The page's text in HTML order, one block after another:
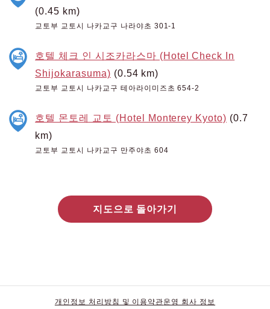
(0.45 km)
교토부 교토시 나카교구 나라야초 301-1
호텔 체크 인 시조카라스마 (Hotel Check In
Shijokarasuma) (0.54 km)
교토부 교토시 나카교구 테아라이미즈초 654-2
호텔 몬토레 교토 (Hotel Monterey Kyoto) (0.7
km)
교토부 교토시 나카교구 만주야초 604
지도으로 돌아가기
개인정보 처리방침 및 이용약관운영 회사 정보